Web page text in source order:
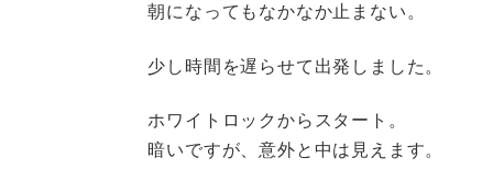
朝になってもなかなか止まない。
少し時間を遅らせて出発しました。
ホワイトロックからスタート。
暗いですが、意外と中は見えます。